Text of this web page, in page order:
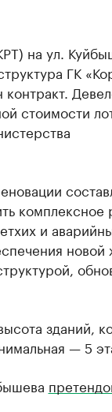
на ул.
ГК
стоимости
комплексное
и
новой
зданий,
— 5